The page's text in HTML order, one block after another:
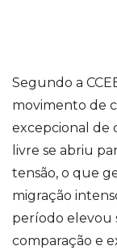
Segundo a
movimento de
excepcional de
livre se abriu
tensão, o que
migração
período elevou
comparação e